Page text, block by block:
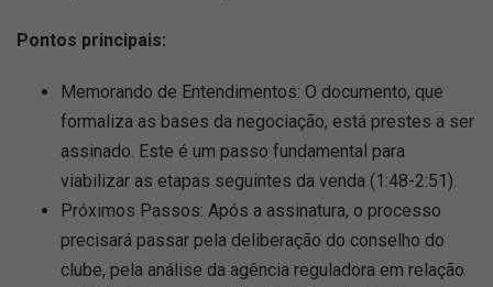
Pontos principais:
Memorando de Entendimentos: O documento, que
formaliza as bases da negociação, está prestes a ser
assinado. Este é um passo fundamental para
viabilizar as etapas seguintes da venda (1:48-2:51).
Próximos Passos: Após a assinatura, o processo
precisará passar pela deliberação do conselho do
clube, pela análise da agência reguladora em relação